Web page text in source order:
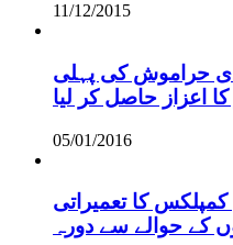
11/12/2015
حراموش کی پہلی
اعزاز حاصل کر لیا
05/01/2016
کا تعمیراتی
کے حوالے سے دورہ